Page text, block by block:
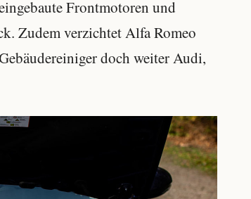
Frontmotoren und
Zudem verzichtet Alfa Romeo
doch weiter Audi,